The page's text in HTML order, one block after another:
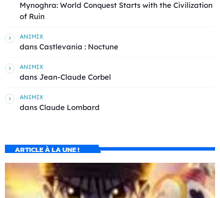
Mynoghra: World Conquest Starts with the Civilization
of Ruin
ANIMIX
dans Castlevania : Noctune
ANIMIX
dans Jean-Claude Corbel
ANIMIX
dans Claude Lombard
ARTICLE À LA UNE !